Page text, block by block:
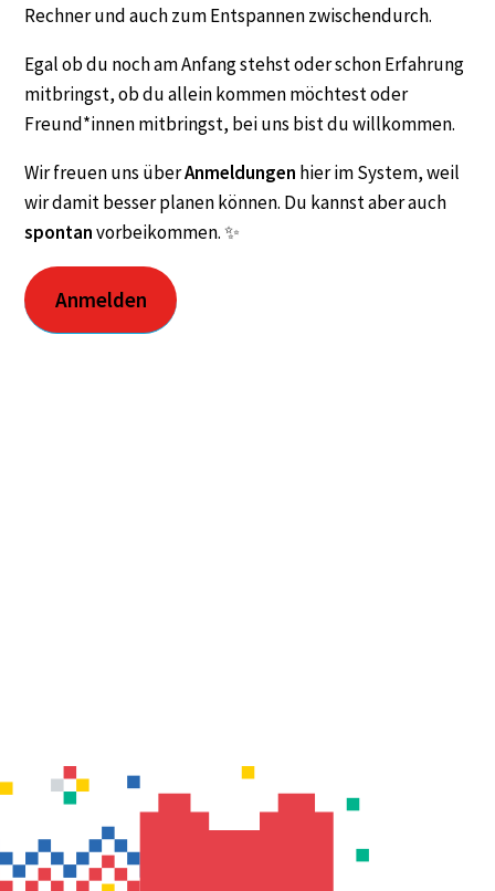
Rechner und auch zum Entspannen zwischendurch.
Egal ob du noch am Anfang stehst oder schon Erfahrung
mitbringst, ob du allein kommen möchtest oder
Freund*innen mitbringst, bei uns bist du willkommen.
Wir freuen uns überAnmeldungen hier im System, weil
wir damit besser planen können. Du kannst aber auch
spontanvorbeikommen. ✨
Anmelden